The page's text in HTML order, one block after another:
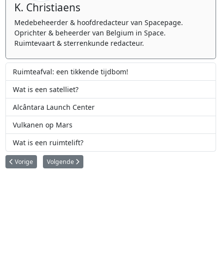
K. Christiaens
Medebeheerder & hoofdredacteur van Spacepage.
Oprichter & beheerder van Belgium in Space.
Ruimtevaart & sterrenkunde redacteur.
Ruimteafval: een tikkende tijdbom!
Wat is een satelliet?
Alcântara Launch Center
Vulkanen op Mars
Wat is een ruimtelift?
Vorig artikel: Leven in een baan om de Aarde
Vorige Volgende artikel: Records in de bemande ruimtevaart
Volgende